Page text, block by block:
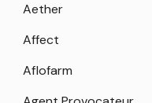
Aether
Affect
Aflofarm